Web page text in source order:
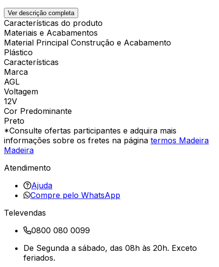
Ver descrição completa
Características do produto
Materiais e Acabamentos
Material Principal Construção e Acabamento
Plástico
Características
Marca
AGL
Voltagem
12V
Cor Predominante
Preto
*Consulte ofertas participantes e adquira mais
informações sobre os fretes na página termos Madeira
Madeira
Atendimento
Ajuda
Compre pelo WhatsApp
Televendas
0800 080 0099
De Segunda a sábado, das 08h às 20h. Exceto
feriados.